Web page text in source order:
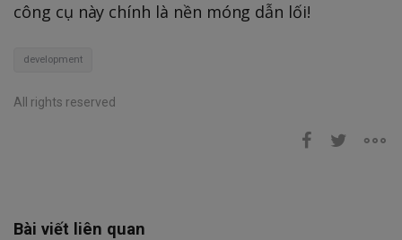
công cụ này chính là nền móng dẫn lối!
development
All rights reserved
Bài viết liên quan